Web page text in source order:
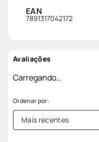
EAN
7891317042172
Avaliações
Carregando…
Mais recentes